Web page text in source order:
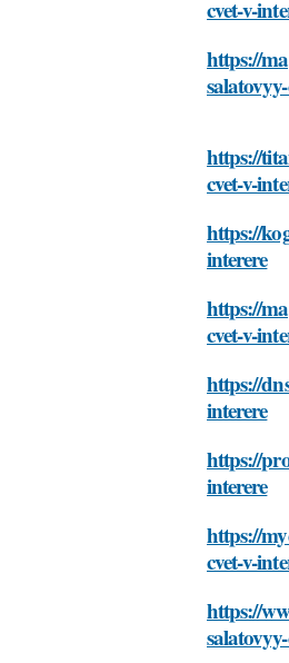
cvet-v-
https://
https://
cvet-v-
https://
interere
https://
cvet-v-
https://
interere
https://
interere
https://
cvet-v-
https://